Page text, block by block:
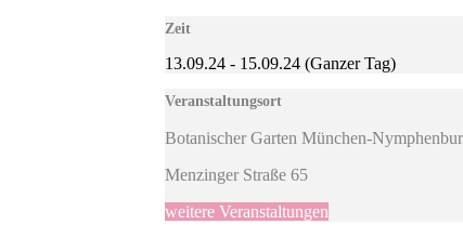
Zeit
13.09.24 - 15.09.24 (Ganzer Tag)
Veranstaltungsort
Botanischer Garten München-
Menzinger Straße 65
weitere Veranstaltungen